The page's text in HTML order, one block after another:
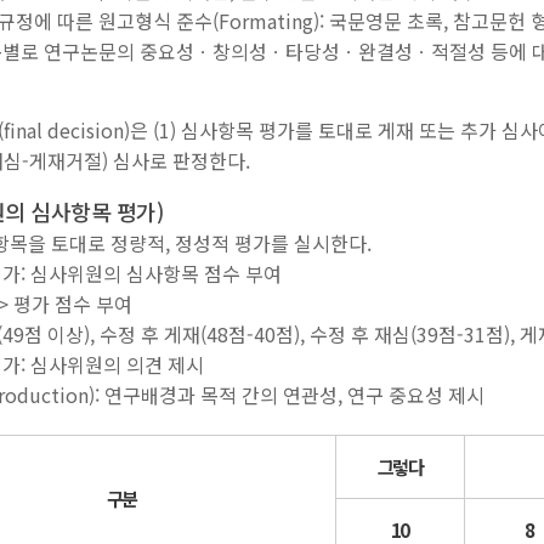
정에 따른 원고형식 준수(Formating): 국문영문 초록, 참고문헌
로 연구논문의 중요성ㆍ창의성ㆍ타당성ㆍ완결성ㆍ적절성 등에
decision)은 (1) 심사항목 평가를 토대로 게재 또는 추가 심
-게재거절) 심사로 판정한다.
심사항목 평가)
목을 토대로 정량적, 정성적 평가를 실시한다.
: 심사위원의 심사항목 점수 부여
평가 점수 부여
점 이상), 수정 후 게재(48점-40점), 수정 후 재심(39점-31점),
: 심사위원의 의견 제시
연구배경과 목적 간의 연관성, 연구 중요성 제시
구분
그렇다
10 8